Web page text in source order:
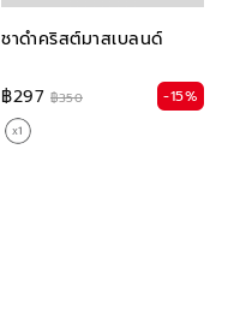
ชาดำคริสต์มาสเบลนด์
฿297 ฿350 -15%